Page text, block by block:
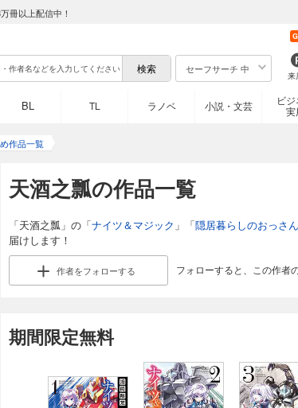
冊以上配信中！
セーフサーチ 中
来
BL TL ラノベ 小説・文芸
ビジ
実
作品一覧
天酒之瓢の作品一覧
「天酒之瓢」の「ナイツ＆マジック 」「隠居暮らしのおっさ
届けします！
作者をフォローする フォローすると、この作者
期間限定無料